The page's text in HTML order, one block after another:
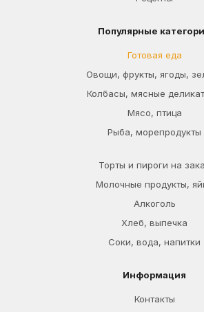
Популярные
Готовая еда
Овощи, фрукты, ягоды,
Колбасы, мясные
Мясо, птица
Рыба, морепродукты
Торты и пироги на
Молочные продукты,
Алкоголь
Хлеб, выпечка
Соки, вода, напитки
Информация
Контакты